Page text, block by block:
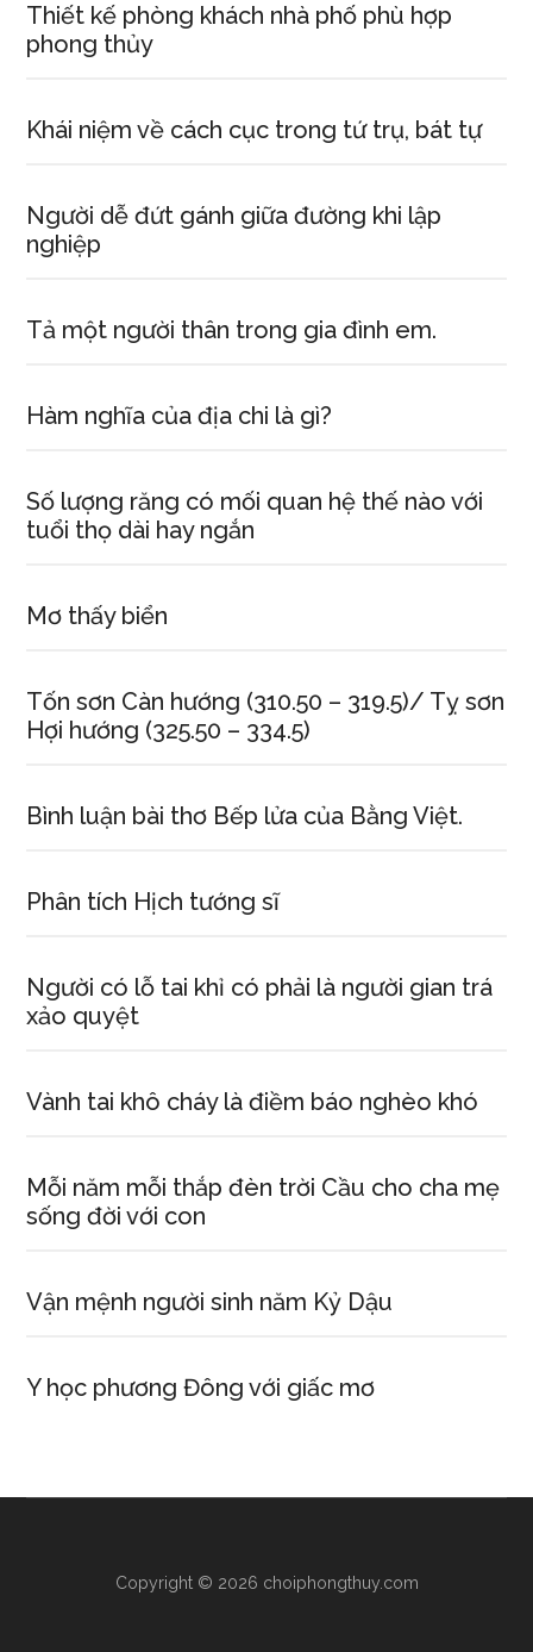
Thiết kế phòng khách nhà phố phù hợp
phong thủy
Khái niệm về cách cục trong tứ trụ, bát tự
Người dễ đứt gánh giữa đường khi lập
nghiệp
Tả một người thân trong gia đình em.
Hàm nghĩa của địa chi là gì?
Số lượng răng có mối quan hệ thế nào với
tuổi thọ dài hay ngắn
Mơ thấy biển
Tốn sơn Càn hướng (310.50 – 319.5)/ Tỵ sơn
Hợi hướng (325.50 – 334.5)
Bình luận bài thơ Bếp lửa của Bằng Việt.
Phân tích Hịch tướng sĩ
Người có lỗ tai khỉ có phải là người gian trá
xảo quyệt
Vành tai khô cháy là điềm báo nghèo khó
Mỗi năm mỗi thắp đèn trời Cầu cho cha mẹ
sống đời với con
Vận mệnh người sinh năm Kỷ Dậu
Y học phương Đông với giấc mơ
Copyright © 2026 choiphongthuy.com